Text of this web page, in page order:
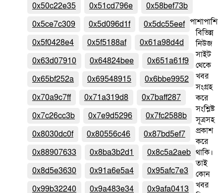
0x50c22e35
0x51cd796e
0x58bef73b
0x5ce7c309
0x5d096d1f
0x5dc55eef
0x5f0428e4
0x5f5188af
0x61a98d4d
0x63d07910
0x64824bee
0x651a61f9
0x65bf252a
0x69548915
0x6bbe9952
0x70a9c7ff
0x71a319d8
0x7baff287
0x7c26cc3b
0x7e9d5296
0x7fc2588b
0x8030dc0f
0x80556c46
0x87bd5ef7
0x88907633
0x8ba3b2d1
0x8c5a2aeb
0x8d5e3630
0x91a6e5a4
0x95afc7e3
0x99b32240
0x9a483e34
0x9afa0413
পাশাপাশি
বিভিন্ন
নিউজ
সাইট
থেকে
খবর
সংগ্রহ
করে
সংশ্লিষ্ট
সূত্রসহ
প্রকাশ
করে
থাকি।
তাই
কোন
খবর